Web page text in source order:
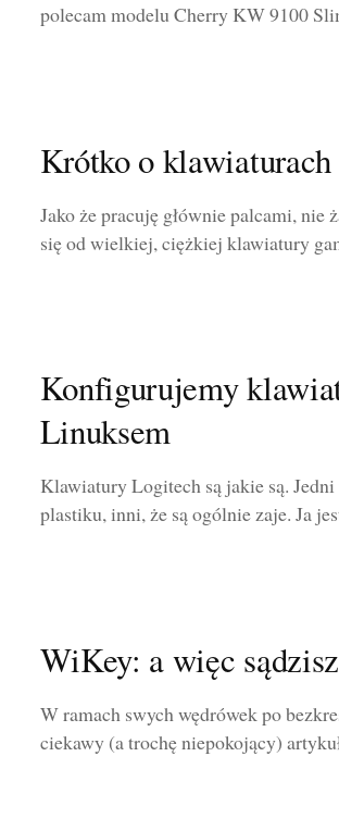
polecam modelu Cherry KW 9100
Krótko o klawiaturach
Jako że pracuję głównie palcami, nie
się od wielkiej, ciężkiej klawiatury
Konfigurujemy
Linuksem
Klawiatury Logitech są jakie są.
plastiku, inni, że są ogólnie zaje. Ja
WiKey: a więc
W ramach swych wędrówek po
ciekawy (a trochę niepokojący)